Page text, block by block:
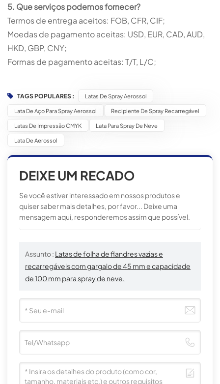
5. Que serviços podemos fornecer?
Termos de entrega aceitos: FOB, CFR, CIF;
Moedas de pagamento aceitas: USD, EUR, CAD, AUD,
HKD, GBP, CNY;
Formas de pagamento aceitas: T/T, L/C;
TAGS POPULARES : Latas De Spray Aerossol
Lata De Aço Para Spray Aerossol Recipiente De Spray Recarregável
Latas De Impressão CMYK Lata Para Spray De Neve
Lata De Aerossol
DEIXE UM RECADO
Se você estiver interessado em nossos produtos e
quiser saber mais detalhes, por favor... Deixe uma
mensagem aqui, responderemos assim que possível.
Assunto : Latas de folha de flandres vazias e
recarregáveis ​​com gargalo de 45 mm e capacidade
de 100 mm para spray de neve.